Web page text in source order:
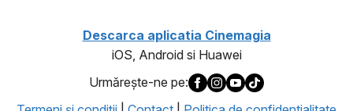
Descarca aplicatia Cinemagia
iOS, Android si Huawei
Urmăreşte-ne pe: